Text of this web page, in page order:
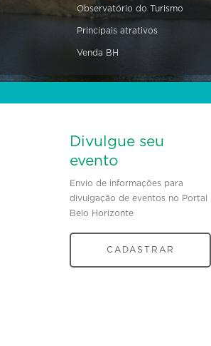
Observatório do Turismo
Principais atrativos
Venda BH
Divulgue seu
evento
Envio de informações para
divulgação de eventos no Portal
Belo Horizonte
CADASTRAR